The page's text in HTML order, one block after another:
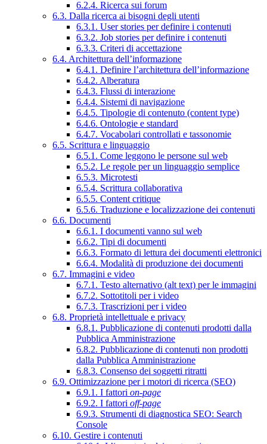
6.2.4. Ricerca sui forum
6.3. Dalla ricerca ai bisogni degli utenti
6.3.1. User stories per definire i contenuti
6.3.2. Job stories per definire i contenuti
6.3.3. Criteri di accettazione
6.4. Architettura dell’informazione
6.4.1. Definire l’architettura dell’informazione
6.4.2. Alberatura
6.4.3. Flussi di interazione
6.4.4. Sistemi di navigazione
6.4.5. Tipologie di contenuto (content type)
6.4.6. Ontologie e standard
6.4.7. Vocabolari controllati e tassonomie
6.5. Scrittura e linguaggio
6.5.1. Come leggono le persone sul web
6.5.2. Le regole per un linguaggio semplice
6.5.3. Microtesti
6.5.4. Scrittura collaborativa
6.5.5. Content critique
6.5.6. Traduzione e localizzazione dei contenuti
6.6. Documenti
6.6.1. I documenti vanno sul web
6.6.2. Tipi di documenti
6.6.3. Formato di lettura dei documenti elettronici
6.6.4. Modalità di produzione dei documenti
6.7. Immagini e video
6.7.1. Testo alternativo (alt text) per le immagini
6.7.2. Sottotitoli per i video
6.7.3. Trascrizioni per i video
6.8. Proprietà intellettuale e privacy
6.8.1. Pubblicazione di contenuti prodotti dalla
Pubblica Amministrazione
6.8.2. Pubblicazione di contenuti non prodotti
dalla Pubblica Amministrazione
6.8.3. Consenso dei soggetti ritratti
6.9. Ottimizzazione per i motori di ricerca (SEO)
6.9.1. I fattori on-page
6.9.2. I fattori off-page
6.9.3. Strumenti di diagnostica SEO: Search
Console
6.10. Gestire i contenuti